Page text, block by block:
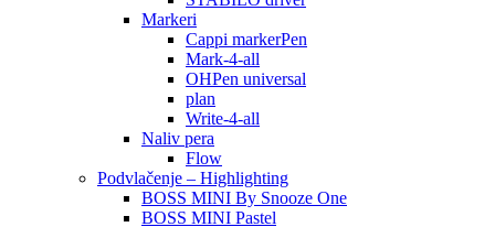
Markeri
Cappi markerPen
Mark-4-all
OHPen universal
plan
Write-4-all
Naliv pera
Flow
Podvlačenje – Highlighting
BOSS MINI By Snooze One
BOSS MINI Pastel